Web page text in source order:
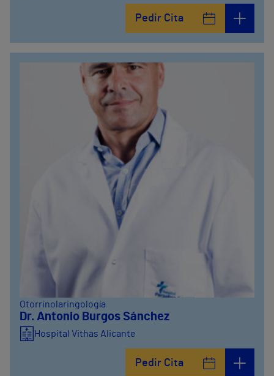
Pedir Cita
Otorrinolaringología
Dr. Antonio Burgos Sánchez
Hospital Vithas Alicante
Pedir Cita